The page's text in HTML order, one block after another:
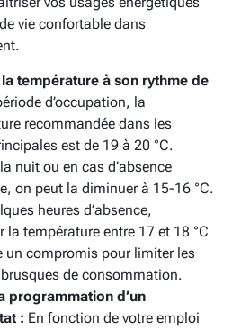
vie confortable dans
température à son rythme de
d’occupation, la
recommandée dans les
est de 19 à 20 °C.
nuit ou en cas d’absence
on peut la diminuer à 15-16 °C.
heures d’absence,
la température entre 17 et 18 °C
un compromis pour limiter les
de consommation.
programmation d’un
: En fonction de votre emploi